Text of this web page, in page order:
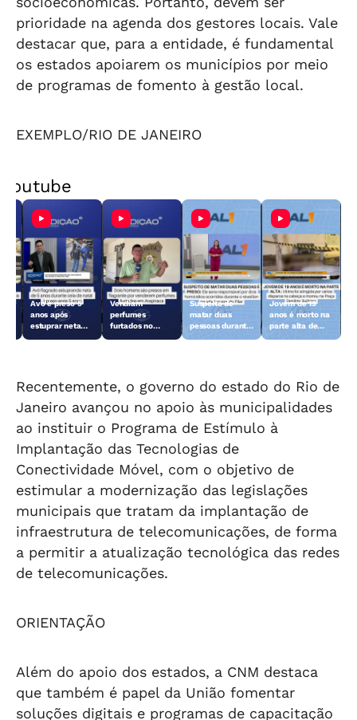
prioridade na agenda dos gestores locais. Vale
destacar que, para a entidade, é fundamental
os estados apoiarem os municípios por meio
de programas de fomento à gestão local.
EXEMPLO/RIO DE JANEIRO
Avô é preso 5
anos após
estuprar neta
Vendiam
perfumes
furtados no
Suspeito de
matar duas
pessoas durante
Jovem de 19
anos é morto na
parte alta de
Recentemente, o governo do estado do Rio de
Janeiro avançou no apoio às municipalidades
ao instituir o Programa de Estímulo à
Implantação das Tecnologias de
Conectividade Móvel, com o objetivo de
estimular a modernização das legislações
municipais que tratam da implantação de
infraestrutura de telecomunicações, de forma
a permitir a atualização tecnológica das redes
de telecomunicações.
ORIENTAÇÃO
Além do apoio dos estados, a CNM destaca
que também é papel da União fomentar
soluções digitais e programas de capacitação